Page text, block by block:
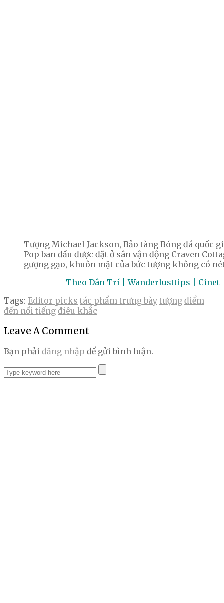
Tượng Michael Jackson, Bảo tàng Bóng đá quốc
Pop ban đầu được đặt ở sân vận động Craven
gượng gạo, khuôn mặt của bức tượng không có
Theo Dân Trí | Wanderlusttips | Cinet
Tags: Editor picks tác phẩm trưng bày tượng điểm
đến nổi tiếng điêu khắc
Leave A Comment
Bạn phải đăng nhập để gửi bình luận.